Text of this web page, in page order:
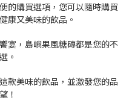
的購買選項，您可以隨時購買
康又美味的飲品。
宴，島嶼果風糖磚都是您的不
。
款美味的飲品，並激發您的品
！